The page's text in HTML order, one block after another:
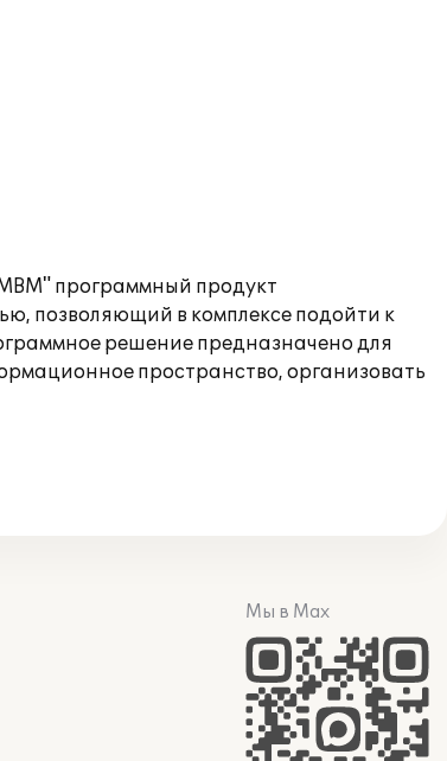
программный продукт
позволяющий в комплексе подойти к
решение предназначено для
пространство, организовать
Мы в Max